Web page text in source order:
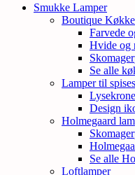
Smukke Lamper
Boutique
Farvede
Hvide og
Se alle
Lamper til
Design
Holmegaard
Se alle
Loftlamper